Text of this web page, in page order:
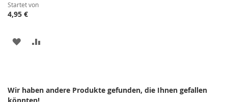
Startet von
4,95 €
ZUR
Wir haben andere Produkte gefunden, die Ihnen gefallen